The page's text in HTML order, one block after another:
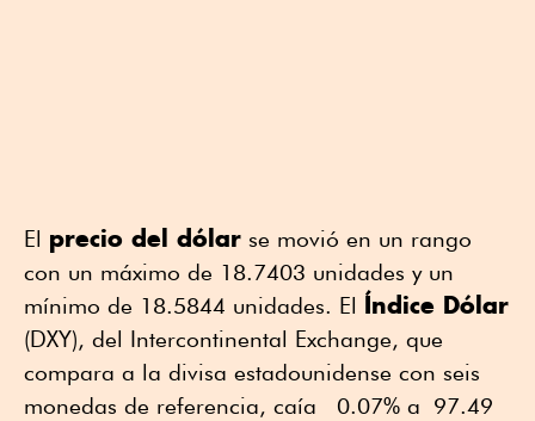
El precio del dólar se movió en un rango
con un máximo de 18.7403 unidades y un
mínimo de 18.5844 unidades. El Índice Dólar
(DXY), del Intercontinental Exchange, que
compara a la divisa estadounidense con seis
monedas de referencia, caía 0.07% a 97.49